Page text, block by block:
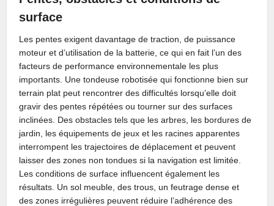
surface
Les pentes exigent davantage de traction, de puissance
moteur et d’utilisation de la batterie, ce qui en fait l’un des
facteurs de performance environnementale les plus
importants. Une tondeuse robotisée qui fonctionne bien sur
terrain plat peut rencontrer des difficultés lorsqu’elle doit
gravir des pentes répétées ou tourner sur des surfaces
inclinées. Des obstacles tels que les arbres, les bordures de
jardin, les équipements de jeux et les racines apparentes
interrompent les trajectoires de déplacement et peuvent
laisser des zones non tondues si la navigation est limitée.
Les conditions de surface influencent également les
résultats. Un sol meuble, des trous, un feutrage dense et
des zones irrégulières peuvent réduire l’adhérence des